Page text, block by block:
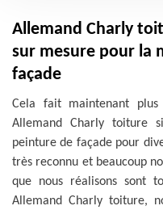
Allemand Charly
sur mesure pour la
façade
Cela fait maintenant
Allemand Charly toiture
peinture de façade pour
très reconnu et beaucoup
que nous réalisons sont
Allemand Charly toiture,